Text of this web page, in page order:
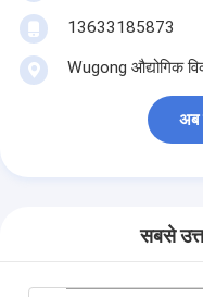
13633185873
Wugong औद्योगिक
अब
सबसे